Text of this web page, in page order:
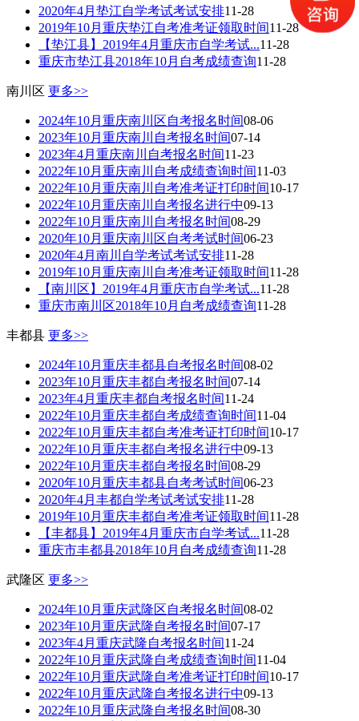
2020年4月垫江自学考试考试安排11-28
2019年10月重庆垫江自考准考证领取时间11-28
【垫江县】2019年4月重庆市自学考试...11-28
重庆市垫江县2018年10月自考成绩查询11-28
南川区 更多>>
2024年10月重庆南川区自考报名时间08-06
2023年10月重庆南川自考报名时间07-14
2023年4月重庆南川自考报名时间11-23
2022年10月重庆南川自考成绩查询时间11-03
2022年10月重庆南川自考准考证打印时间10-17
2022年10月重庆南川自考报名进行中09-13
2022年10月重庆南川自考报名时间08-29
2020年10月重庆南川区自考考试时间06-23
2020年4月南川自学考试考试安排11-28
2019年10月重庆南川自考准考证领取时间11-28
【南川区】2019年4月重庆市自学考试...11-28
重庆市南川区2018年10月自考成绩查询11-28
丰都县 更多>>
2024年10月重庆丰都县自考报名时间08-02
2023年10月重庆丰都自考报名时间07-14
2023年4月重庆丰都自考报名时间11-24
2022年10月重庆丰都自考成绩查询时间11-04
2022年10月重庆丰都自考准考证打印时间10-17
2022年10月重庆丰都自考报名进行中09-13
2022年10月重庆丰都自考报名时间08-29
2020年10月重庆丰都县自考考试时间06-23
2020年4月丰都自学考试考试安排11-28
2019年10月重庆丰都自考准考证领取时间11-28
【丰都县】2019年4月重庆市自学考试...11-28
重庆市丰都县2018年10月自考成绩查询11-28
武隆区 更多>>
2024年10月重庆武隆区自考报名时间08-02
2023年10月重庆武隆自考报名时间07-17
2023年4月重庆武隆自考报名时间11-24
2022年10月重庆武隆自考成绩查询时间11-04
2022年10月重庆武隆自考准考证打印时间10-17
2022年10月重庆武隆自考报名进行中09-13
2022年10月重庆武隆自考报名时间08-30